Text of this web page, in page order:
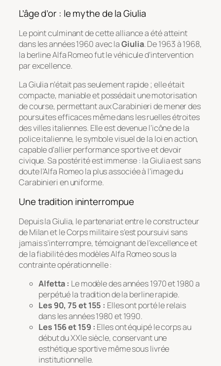
L’âge d’or : le mythe de la Giulia
Le point culminant de cette alliance a été atteint
dans les années 1960 avec laGiulia. De 1963 à 1968,
la berline Alfa Romeo fut le véhicule d’intervention
par excellence.
La Giulia n’était pas seulement rapide ; elle était
compacte, maniable et possédait une motorisation
de course, permettant aux Carabinieri de mener des
poursuites efficaces même dans les ruelles étroites
des villes italiennes. Elle est devenue l’icône de la
police italienne, le symbole visuel de la loi en action,
capable d’allier performance sportive et devoir
civique. Sa postérité est immense : la Giulia est sans
doute l’Alfa Romeo la plus associée à l’image du
Carabinieri en uniforme.
Une tradition ininterrompue
Depuis la Giulia, le partenariat entre le constructeur
de Milan et le Corps militaire s’est poursuivi sans
jamais s’interrompre, témoignant de l’excellence et
de la fiabilité des modèles Alfa Romeo sous la
contrainte opérationnelle :
Alfetta : Le modèle des années 1970 et 1980 a
perpétué la tradition de la berline rapide.
Les 90, 75 et 155 : Elles ont porté le relais
dans les années 1980 et 1990.
Les 156 et 159 : Elles ont équipé le corps au
début du XXIe siècle, conservant une
esthétique sportive même sous livrée
institutionnelle.